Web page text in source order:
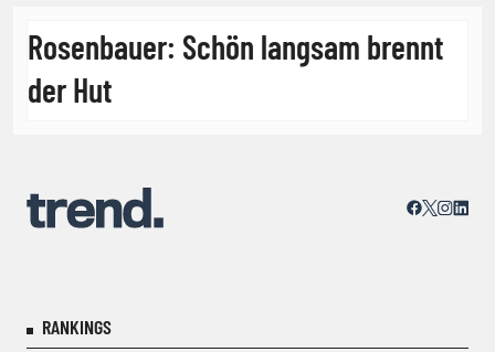
Rosenbauer: Schön langsam brennt
der Hut
RANKINGS